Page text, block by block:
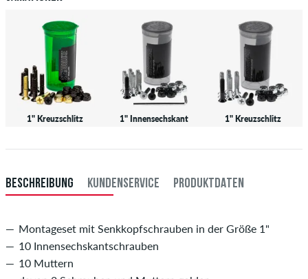
1" Kreuzschlitz 1" Innensechskant 1" Kreuzschlitz
BESCHREIBUNG KUNDENSERVICE PRODUKTDATEN
Montageset mit Senkkopfschrauben in der Größe 1"
10 Innensechskantschrauben
10 Muttern